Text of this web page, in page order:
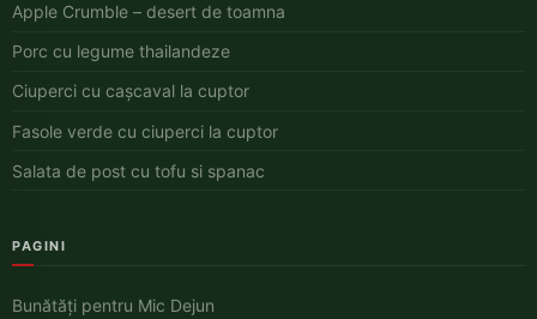
Apple Crumble – desert de toamna
Porc cu legume thailandeze
Ciuperci cu cașcaval la cuptor
Fasole verde cu ciuperci la cuptor
Salata de post cu tofu si spanac
PAGINI
Bunătăți pentru Mic Dejun